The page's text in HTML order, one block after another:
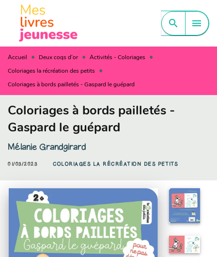
MENU CONTENU
PIED DE PAGE
search menu
Accueil • Deux coqs d'or • Activités - Coloriages •
Coloriages la récréation des petits •
Coloriages à bords pailletés - Gaspard le guépard
Coloriages à bords pailletés -
Gaspard le guépard
Mélanie Grandgirard
01/03/2023 COLORIAGES LA RÉCRÉATION DES PETITS